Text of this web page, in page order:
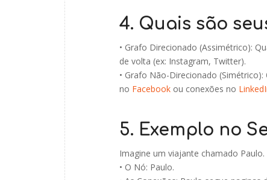
4. Quais são
• Grafo Direcionado (Assimétrico):
de volta (ex: Instagram, Twitter).
• Grafo Não-Direcionado
no Facebook ou conexões no
5. Exemplo no
Imagine um viajante chamado Paulo.
• O Nó: Paulo.